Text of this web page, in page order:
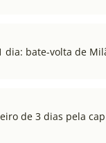
dia: bate-volta de
de 3 dias pela